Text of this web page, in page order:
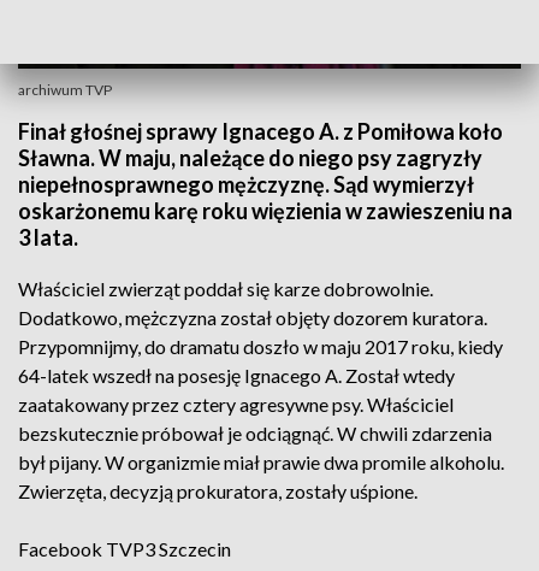
archiwum TVP
Finał głośnej sprawy Ignacego A. z Pomiłowa koło
Sławna. W maju, należące do niego psy zagryzły
niepełnosprawnego mężczyznę. Sąd wymierzył
oskarżonemu karę roku więzienia w zawieszeniu na
3 lata.
Właściciel zwierząt poddał się karze dobrowolnie.
Dodatkowo, mężczyzna został objęty dozorem kuratora.
Przypomnijmy, do dramatu doszło w maju 2017 roku, kiedy
64-latek wszedł na posesję Ignacego A. Został wtedy
zaatakowany przez cztery agresywne psy. Właściciel
bezskutecznie próbował je odciągnąć. W chwili zdarzenia
był pijany. W organizmie miał prawie dwa promile alkoholu.
Zwierzęta, decyzją prokuratora, zostały uśpione.
Facebook TVP3 Szczecin